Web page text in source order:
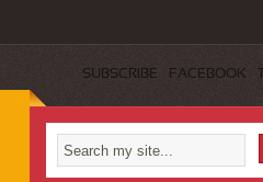
SUBSCRIBE FACEBOOK